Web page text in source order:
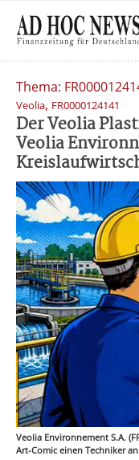
Thema:
Veolia, FR0000124141
Der Veolia
Veolia
Veolia Environnement S.A.
Art-Comic einen Techniker